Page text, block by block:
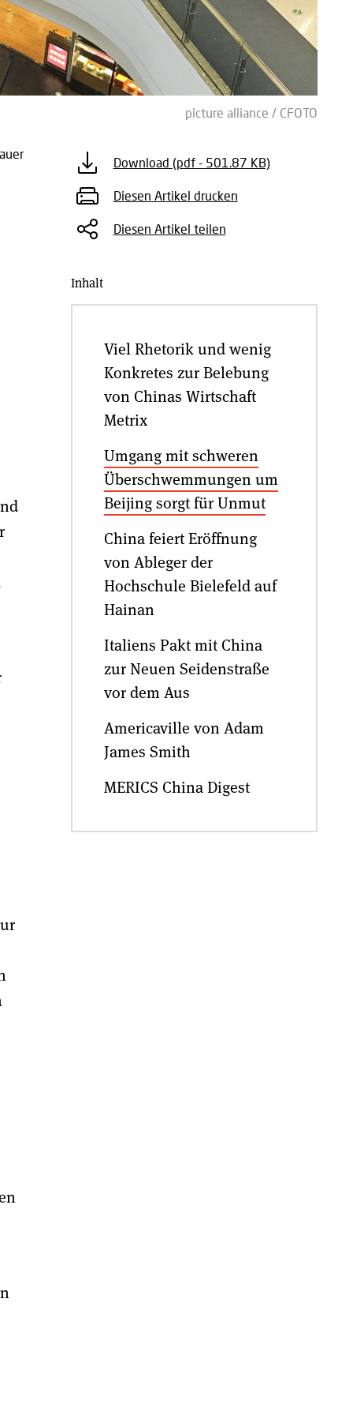
picture alliance / CFOTO
Download (pdf - 501.87 KB)
Diesen Artikel drucken
Diesen Artikel teilen
Inhalt
Viel Rhetorik und wenig
Konkretes zur Belebung
von Chinas Wirtschaft
Metrix
Umgang mit schweren
Überschwemmungen um
Beijing sorgt für Unmut
China feiert Eröffnung
von Ableger der
Hochschule Bielefeld auf
Hainan
Italiens Pakt mit China
zur Neuen Seidenstraße
vor dem Aus
Americaville von Adam
James Smith
MERICS China Digest